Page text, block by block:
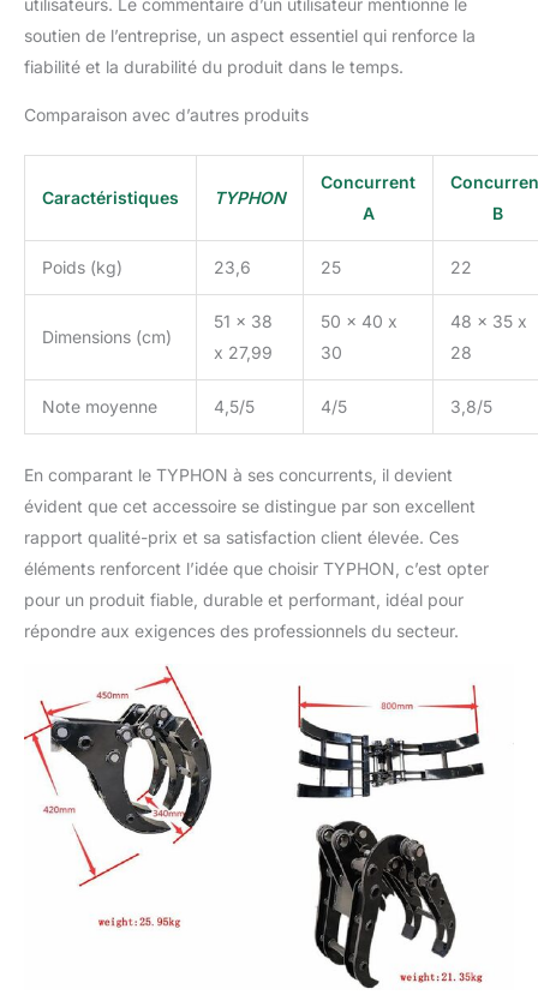
utilisateurs. Le commentaire d’un utilisateur mentionne le
soutien de l’entreprise, un aspect essentiel qui renforce la
fiabilité et la durabilité du produit dans le temps.
Comparaison avec d’autres produits
Caractéristiques TYPHON
Concurrent
A
B
Poids (kg) 23,6 25 22
Dimensions (cm)
51 x 38
x 27,99
50 x 40 x
30
48 x 35 x
28
Note moyenne 4,5/5 4/5 3,8/5
En comparant le TYPHON à ses concurrents, il devient
évident que cet accessoire se distingue par son excellent
rapport qualité-prix et sa satisfaction client élevée. Ces
éléments renforcent l’idée que choisir TYPHON, c’est opter
pour un produit fiable, durable et performant, idéal pour
répondre aux exigences des professionnels du secteur.